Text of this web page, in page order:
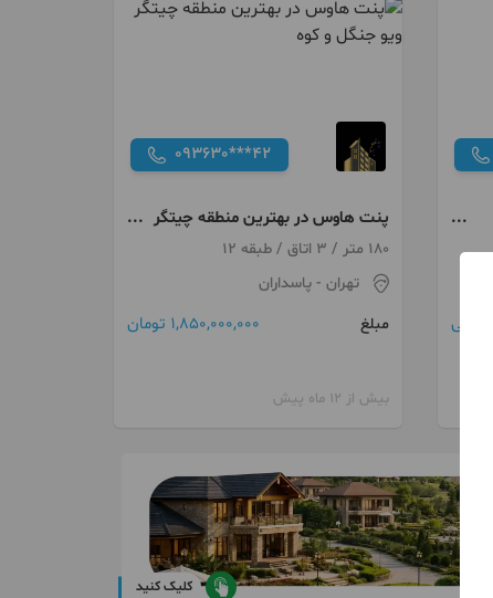
توافقی
093630***42
پنت هاوس در بهترین منطقه چیتگر
ویو جنگل و کوه
180 متر / 3 اتاق / طبقه 12
تهران - پاسداران
مبلغ
1,850,000,000 تومان
بیش از 12 ماه پیش
کلیک کنید